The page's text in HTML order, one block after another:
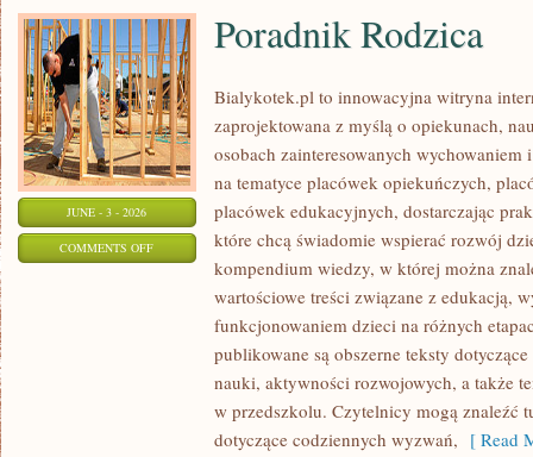
JUNE - 3 - 2026
COMMENTS OFFON
Poradnik Rodzica
Bialykotek.pl to innowacyjna witryna
zaprojektowana z myślą o opiekunach,
osobach zainteresowanych
na tematyce placówek opiekuńczych,
placówek edukacyjnych, dostarczając
które chcą świadomie wspierać rozwój
kompendium wiedzy, w której można
wartościowe treści związane z edukacją,
funkcjonowaniem dzieci na różnych
publikowane są obszerne teksty
nauki, aktywności rozwojowych, a także
w przedszkolu. Czytelnicy mogą znaleźć
dotyczące codziennych wyzwań, [ Read